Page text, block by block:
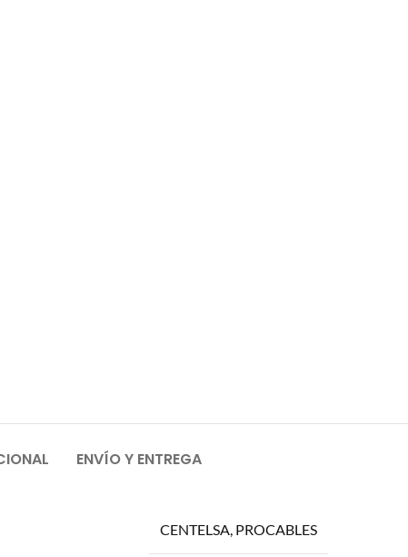
ENVÍO Y ENTREGA
CENTELSA PROCABLES